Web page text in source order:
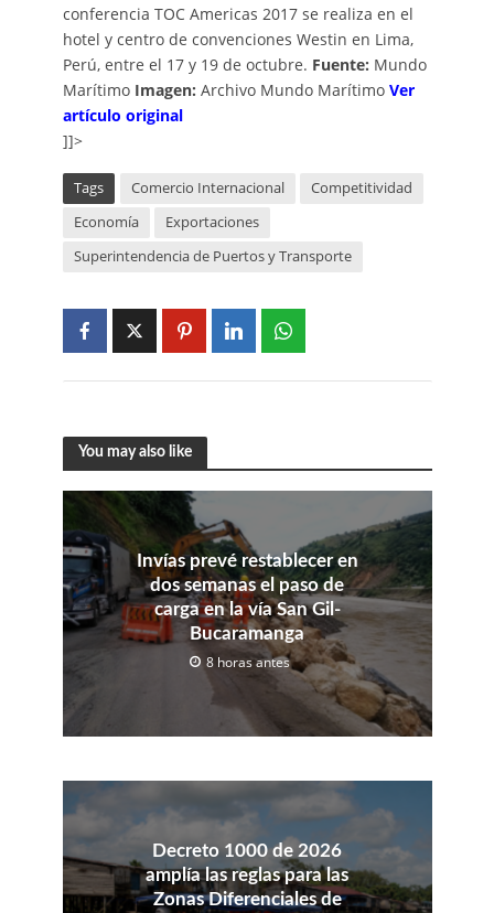
conferencia TOC Americas 2017 se realiza en el
hotel y centro de convenciones Westin en Lima,
Perú, entre el 17 y 19 de octubre. Fuente: Mundo
Marítimo Imagen: Archivo Mundo Marítimo Ver
artículo original
]]>
Tags Comercio Internacional
Competitividad
Economía
Exportaciones
Superintendencia de Puertos y Transporte
You may also like
Invías prevé restablecer en
dos semanas el paso de
carga en la vía San Gil-
Bucaramanga
8 horas antes
Decreto 1000 de 2026
amplía las reglas para las
Zonas Diferenciales de